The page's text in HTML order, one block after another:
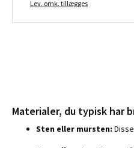
Lev. omk. tillægges
Materialer, du typisk har
Sten eller mursten: